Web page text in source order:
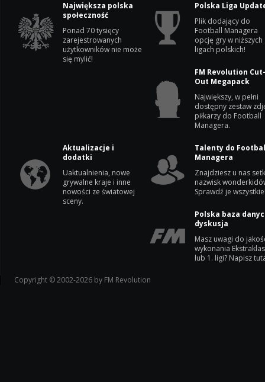
Największa polska
społeczność
Ponad 70 tysięcy
zarejestrowanych
użytkowników nie może
się mylić!
Polska Liga
Plik dodający do
Football Managera
opcję gry w niższych
ligach polskich!
FM Revolution
Out Megapack
Największy, w pełni
dostępny zestaw
piłkarzy do Football
Managera.
Aktualizacje i
dodatki
Uaktualnienia, nowe
grywalne kraje i inne
nowości ze światowej
sceny.
Talenty do
Managera
Znajdziesz u nas
nazwisk
Sprawdź je
Polska baza
dyskusja
Masz uwagi do
wykonania
lub 1. ligi? Napisz
Copyright © 2002-2026 by FM Revolution